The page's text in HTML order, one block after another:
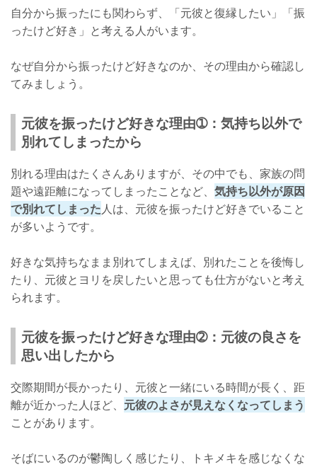
振ったけど嫌いになる必要はないはず！
自分から振ったにも関わらず、「元彼と復縁したい」「振
ったけど好き」と考える人がいます。
なぜ自分から振ったけど好きなのか、その理由から確認し
てみましょう。
元彼を振ったけど好きな理由➀：気持ち以外で
別れてしまったから
別れる理由はたくさんありますが、その中でも、家族の問
題や遠距離になってしまったことなど、 気持ち以外が原因
で別れてしまった人は、元彼を振ったけど好きでいること
が多いようです。
好きな気持ちなまま別れてしまえば、別れたことを後悔し
たり、元彼とヨリを戻したいと思っても仕方がないと考え
られます。
元彼を振ったけど好きな理由➁：元彼の良さを
思い出したから
交際期間が長かったり、元彼と一緒にいる時間が長く、距
離が近かった人ほど、 元彼のよさが見えなくなってしまう
ことがあります。
そばにいるのが鬱陶しく感じたり、トキメキを感じなくな